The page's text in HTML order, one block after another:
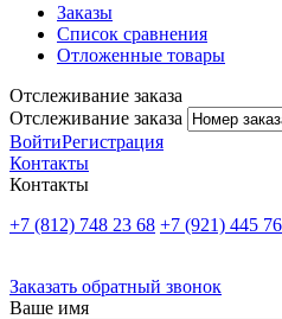
Заказы
Список сравнения
Отложенные товары
Отслеживание заказа
Отслеживание заказа
ВойтиРегистрация
Контакты
Контакты
+7 (812) 748 23 68 +7 (921) 445
Заказать обратный звонок
Ваше имя